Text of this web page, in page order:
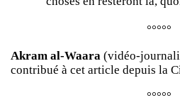
°°°°°
Akram al-Waara (vidéo-
contribué à cet article depuis la
°°°°°